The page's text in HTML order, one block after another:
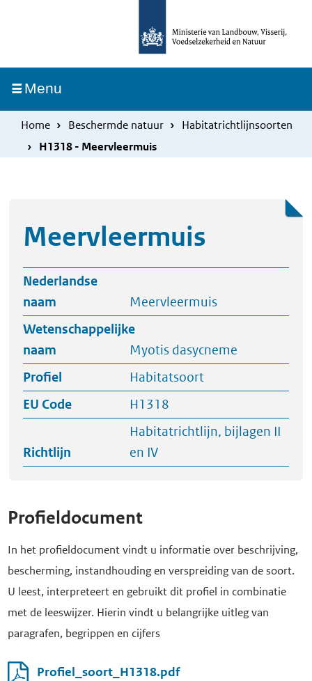
inhoud
gaan
MenuIngeklapt
Home Beschermde natuur
Habitatrichtlijnsoorten
H1318 - Meervleermuis
Meervleermuis
Nederlandse
naam
Meervleermuis
Wetenschappelijke
naam
Myotis dasycneme
Profiel
Habitatsoort
EU Code
H1318
Richtlijn
Habitatrichtlijn, bijlagen II
en IV
Profieldocument
In het profieldocument vindt u informatie over beschrijving,
bescherming, instandhouding en verspreiding van de soort.
U leest, interpreteert en gebruikt dit profiel in combinatie
met de leeswijzer. Hierin vindt u belangrijke uitleg van
paragrafen, begrippen en cijfers
Profiel_soort_H1318.pdf